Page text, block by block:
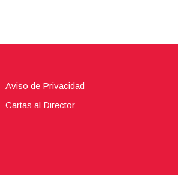
Aviso de Privacidad
Cartas al Director